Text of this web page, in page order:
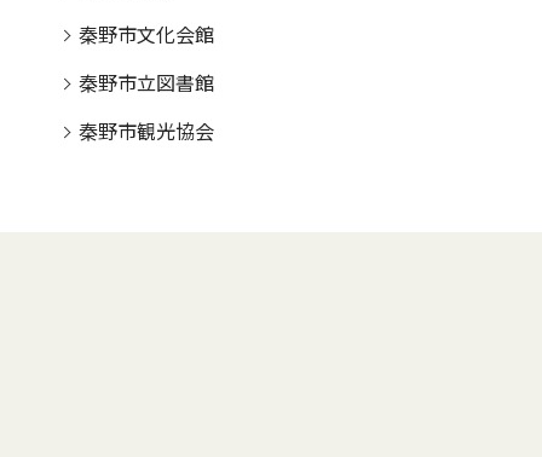
秦野市文化会館
秦野市立図書館
秦野市観光協会